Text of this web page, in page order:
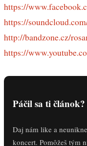
https://
https://
http://bandzone.cz/
https://
Páčil sa ti článok?
Daj nám like a
koncert. Pomôžeš tým